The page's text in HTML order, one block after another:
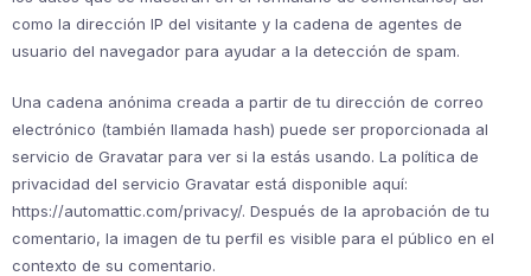
como la dirección IP del visitante y la cadena de agentes de
usuario del navegador para ayudar a la detección de spam.
Una cadena anónima creada a partir de tu dirección de correo
electrónico (también llamada hash) puede ser proporcionada al
servicio de Gravatar para ver si la estás usando. La política de
privacidad del servicio Gravatar está disponible aquí:
https://automattic.com/privacy/. Después de la aprobación de tu
comentario, la imagen de tu perfil es visible para el público en el
contexto de su comentario.